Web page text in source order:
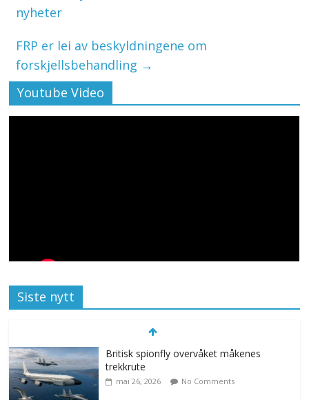
nyheter
FRP er lei av beskyldningene om
forskjellsbehandling →
Youtube Video
Siste nytt
Britisk spionfly overvåket måkenes
trekkrute
mai 26, 2026 No Comments